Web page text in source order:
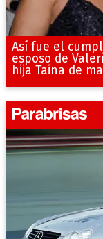
Así fue el
esposo de
hija Taina de